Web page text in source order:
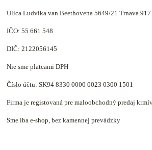
Ulica Ludvika van Beethovena 5649/21 Trnava 917
IČO: 55 661 548
DIČ: 2122056145
Nie sme platcami DPH
Číslo účtu: SK94 8330 0000 0023 0300 1501
Firma je registovaná pre maloobchodný predaj
Sme iba e-shop, bez kamennej prevádzky